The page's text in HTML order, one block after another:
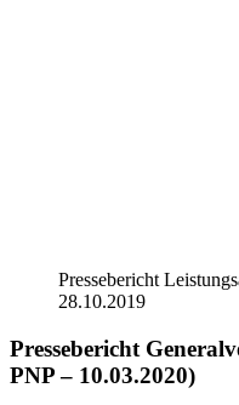
Pressebericht
28.10.2019
Pressebericht
PNP – 10.03.2020)